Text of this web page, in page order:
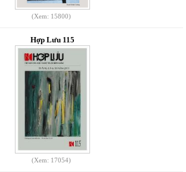
(Xem: 15800)
Hợp Lưu 115
(Xem: 17054)